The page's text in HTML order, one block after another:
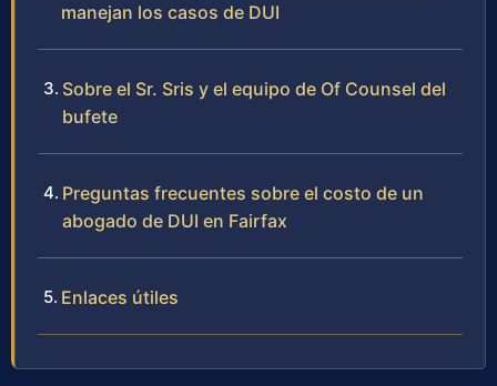
manejan los casos de DUI
Sobre el Sr. Sris y el equipo de Of Counsel del
bufete
Preguntas frecuentes sobre el costo de un
abogado de DUI en Fairfax
Enlaces útiles